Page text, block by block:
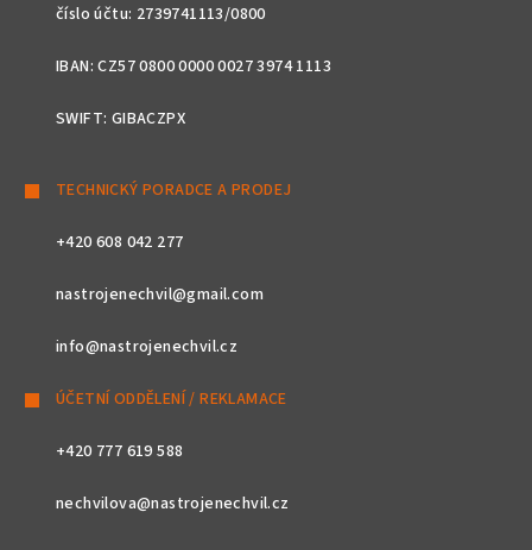
číslo účtu: 2739741113/0800
IBAN: CZ57 0800 0000 0027 3974 1113
SWIFT: GIBACZPX
TECHNICKÝ PORADCE A PRODEJ
+420 608 042 277
nastrojenechvil@gmail.com
info@nastrojenechvil.cz
ÚČETNÍ ODDĚLENÍ / REKLAMACE
+420 777 619 588
nechvilova@nastrojenechvil.cz